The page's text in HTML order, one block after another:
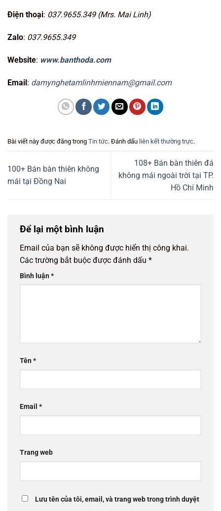
Điện thoại: 037.9655.349 (Mrs. Mai Linh)
Zalo: 037.9655.349
Website: www.banthoda.com
Email: damynghetamlinhmiennam@gmail.com
Bài viết này được đăng trong Tin tức. Đánh dấu liên kết thường trực.
100+ Bán bàn thiên không
mái tại Đồng Nai
108+ Bán bàn thiên đá
không mái ngoài trời tại TP.
Hồ Chí Minh
Để lại một bình luận
Email của bạn sẽ không được hiển thị công khai.
Các trường bắt buộc được đánh dấu *
Bình luận*
Tên*
Email *
Trang web
Lưu tên của tôi, email, và trang web trong trình duyệt